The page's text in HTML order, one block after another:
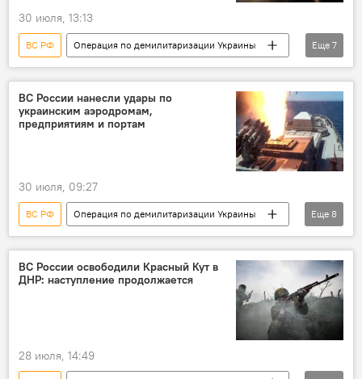
30 июля, 13:13
ВС РФ
Операция по демилитаризации Украины
Россия
Украина
Минобороны РФ
военная операция
военная техника
военнослужащие
ВСУ
Еще 7
ВС России нанесли удары по
украинским аэродромам,
предприятиям и портам
30 июля, 09:27
ВС РФ
Операция по демилитаризации Украины
Россия
Украина
Минобороны РФ
военная операция
военнослужащие
военная техника
ВСУ
Еще 8
ВС России освободили Красный Кут в
ДНР: наступление продолжается
28 июля, 14:49